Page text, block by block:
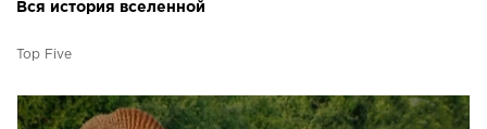
Вся история вселенной
Top Five